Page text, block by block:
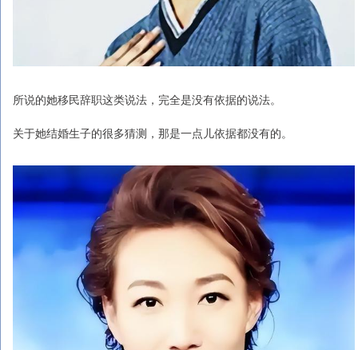
所说的她移民辞职这类说法，完全是没有依据的说法。
关于她结婚生子的很多猜测，那是一点儿依据都没有的。